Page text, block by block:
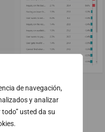
de navegación,
y analizar
usted da su